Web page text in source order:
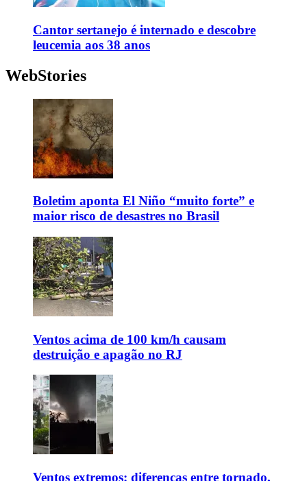
Cantor sertanejo é internado e descobre
leucemia aos 38 anos
WebStories
Boletim aponta El Niño “muito forte” e
maior risco de desastres no Brasil
Ventos acima de 100 km/h causam
destruição e apagão no RJ
Ventos extremos: diferenças entre tornado,